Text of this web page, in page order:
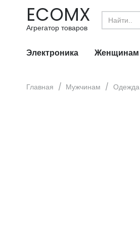
ECOMX
Агрегатор товаров
Search
for:
Электроника Женщинам
Главная / Мужчинам / Одежда